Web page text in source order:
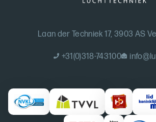
Laan der Techniek 17, 3903 AS
+31(0)318-743100